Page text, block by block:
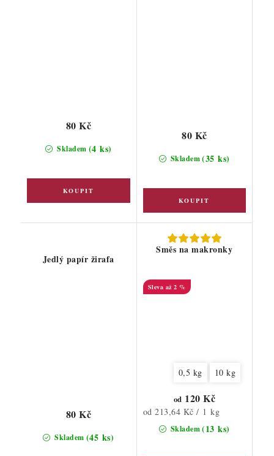
Skladem (4 ks)
80 Kč
Skladem(35 ks)
80 Kč
Jedlý papír žirafa
Skladem (45 ks)
80 Kč
Směs na makronky
až 2 %
0,5 kg 10 kg
Skladem(13 ks)
od 120 Kč
Měrná
cena:
od 213,64 Kč / 1 kg